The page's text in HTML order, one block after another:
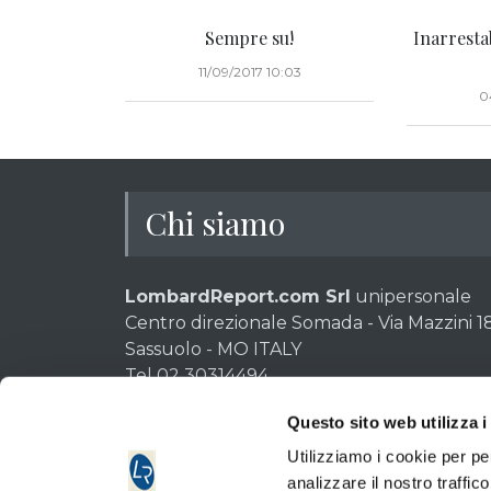
Questo sito web utilizza i
Utilizziamo i cookie per
analizzare il nostro
Sempre su!
11/09/2017 10:03
Chi siamo
LombardReport.com Srl unipersonale
Centro direzionale Somada - Via Mazzini
Sassuolo - MO ITALY
Tel 02 30314494
Cap. Soc. 10.000 euro int. vers. | C.C.I.A.
Quotidiano di informazione di Borsa autorizzazione 6
Direttore responsabile: Emilio Tomasini.